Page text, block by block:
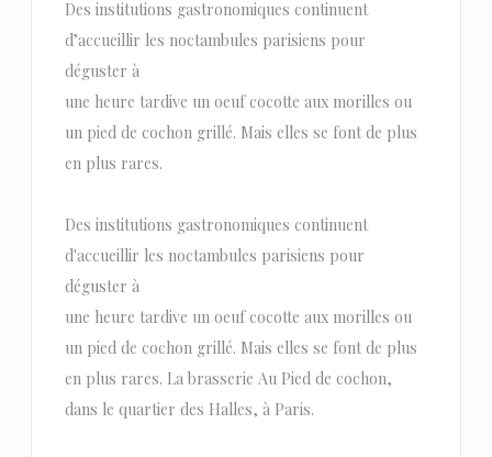
Des institutions gastronomiques continuent
d’accueillir les noctambules parisiens pour
déguster à
une heure tardive un oeuf cocotte aux morilles ou
un pied de cochon grillé. Mais elles se font de plus
en plus rares.
Des institutions gastronomiques continuent
d'accueillir les noctambules parisiens pour
déguster à
une heure tardive un oeuf cocotte aux morilles ou
un pied de cochon grillé. Mais elles se font de plus
en plus rares. La brasserie Au Pied de cochon,
dans le quartier des Halles, à Paris.